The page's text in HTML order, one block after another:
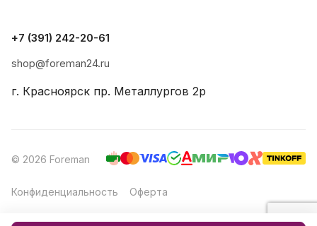
+7 (391) 242-20-61
shop@foreman24.ru
г. Красноярск пр. Металлургов 2р
© 2026 Foreman
Конфиденциальность Оферта